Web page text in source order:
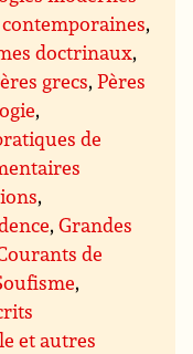
,
doctrinaux,
grecs,Pères
,
de
,
,Grandes
de
,
et autres